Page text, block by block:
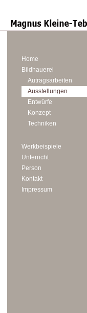
Home
Bildhauerei
Autragsarbeiten
Ausstellungen
Entwürfe
Konzept
Techniken
Werkbeispiele
Unterricht
Person
Kontakt
Impressum